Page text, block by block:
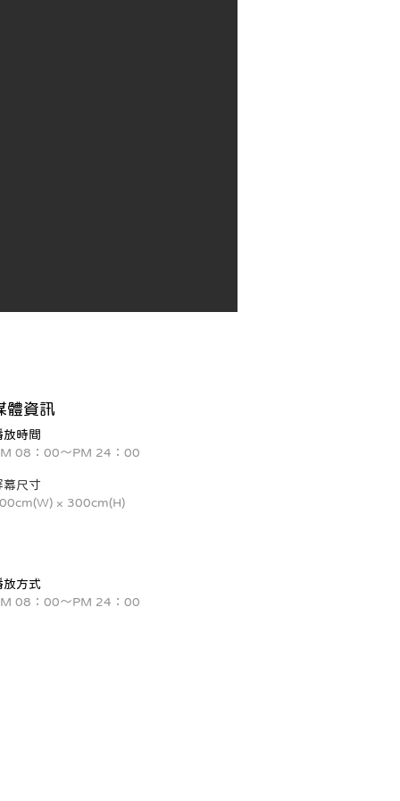
體資訊
放時間
08：00～PM 24：00
幕尺寸
× 300cm(H)
放方式
08：00～PM 24：00